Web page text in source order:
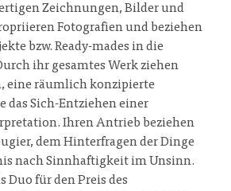
Zeichnungen, Bilder und
Fotografien und beziehen
bzw. Ready-mades in die
ihr gesamtes Werk ziehen
eine räumlich konzipierte
das Sich-Entziehen einer
Ihren Antrieb beziehen
dem Hinterfragen der Dinge
nach Sinnhaftigkeit im Unsinn.
Duo für den Preis des